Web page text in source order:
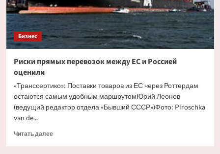
Бизнес
Риски прямых перевозок между ЕС и Россией
оценили
«Транссертико»: Поставки товаров из ЕС через Роттердам
остаются самым удобным маршрутомЮрий Леонов
(ведущий редактор отдела «Бывший СССР»)Фото: Piroschka
van de...
Читать далееПрочитать